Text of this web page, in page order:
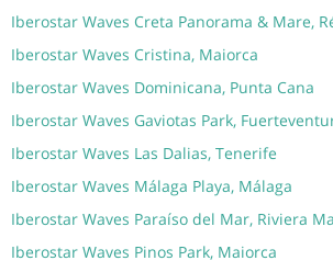
Iberostar Waves Creta Panorama & Mare,
Iberostar Waves Cristina, Maiorca
Iberostar Waves Dominicana, Punta Cana
Iberostar Waves Gaviotas Park,
Iberostar Waves Las Dalias, Tenerife
Iberostar Waves Málaga Playa, Málaga
Iberostar Waves Paraíso del Mar, Riviera
Iberostar Waves Pinos Park, Maiorca